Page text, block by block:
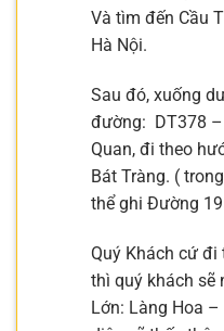
Và tìm đến Cầu
Hà Nội.
Sau đó, xuống
đường: DT378 –
Quan, đi theo
Bát Tràng. (
thể ghi Đường
Quý Khách cứ đi
thì quý khách sẽ
Lớn: Làng Hoa –